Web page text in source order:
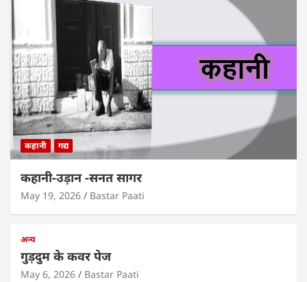
कहानी गद्य
कहानी-उड़ान -सनत सागर
May 19, 2026 Bastar Paati
अन्य
गुड़दुम के कवर पेज
May 6, 2026 Bastar Paati